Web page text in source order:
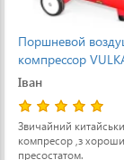
Поршневой
покраски
2070Y-100L
кВт
Микола
Яка принципова
компресором і
ukrservice.com/avto-i-